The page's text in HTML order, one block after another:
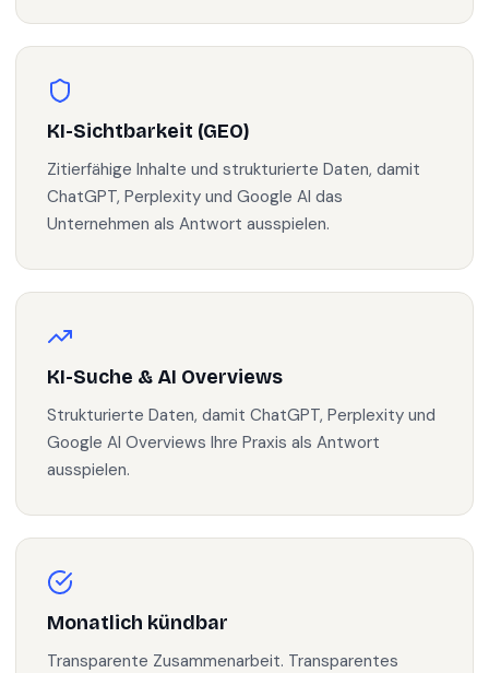
KI-Sichtbarkeit (GEO)
Zitierfähige Inhalte und strukturierte Daten, damit
ChatGPT, Perplexity und Google AI das
Unternehmen als Antwort ausspielen.
KI-Suche & AI Overviews
Strukturierte Daten, damit ChatGPT, Perplexity und
Google AI Overviews Ihre Praxis als Antwort
ausspielen.
Monatlich kündbar
Transparente Zusammenarbeit. Transparentes